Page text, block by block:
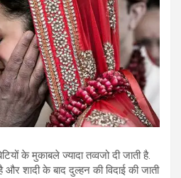
के मुकाबले ज्‍यादा तव्‍वजो दी जाती है.
और शादी के बाद दुल्‍हन की विदाई की जाती